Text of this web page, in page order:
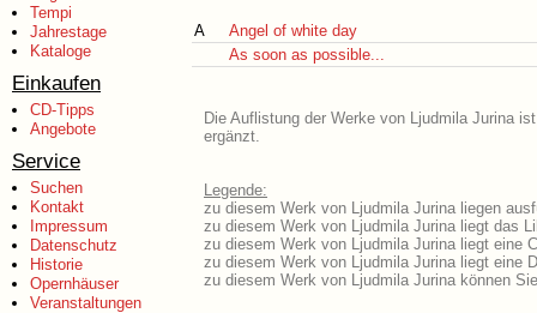
Tempi
Jahrestage
Kataloge
Einkaufen
CD-Tipps
Angebote
Service
Suchen
Kontakt
Impressum
Datenschutz
Historie
Opernhäuser
Veranstaltungen
A
Angel of white day
As soon as possible...
Die Auflistung der Werke von Ljudmila Jurina
ergänzt.
Legende:
zu diesem Werk von Ljudmila Jurina liegen
zu diesem Werk von Ljudmila Jurina liegt das
zu diesem Werk von Ljudmila Jurina liegt eine
zu diesem Werk von Ljudmila Jurina liegt eine
zu diesem Werk von Ljudmila Jurina können